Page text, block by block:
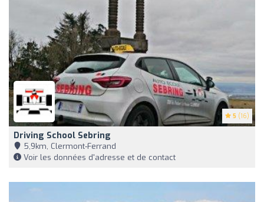
5 (16)
Driving School Sebring
5,9km, Clermont-Ferrand
Voir les données d'adresse et de contact